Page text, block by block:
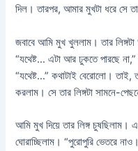
দিল। তারপর, আমার মুখটা ধরে সে
জবাবে আমি মুখ খুললাম। তার
“যথেষ্ট… এটা আর ঢুকতে পারছে
“যথেষ্ট…” কথাটাই বেরোলো। তাই,
করলাম। সে তার লিঙ্গটা সামনে-
আমি মুখ দিয়ে তার লিঙ্গ চুষছিলাম।
ঘোরাচ্ছিলাম। “পুরোপুরি ভেতরে